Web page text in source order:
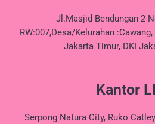
Jl.Masjid Bendungan 2
RW:007,Desa/Kelurahan
Jakarta Timur, DKI
Kantor
Serpong Natura City, Ruko